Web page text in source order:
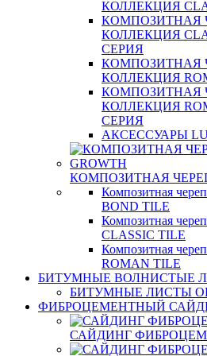
КОЛЛЕКЦИЯ
КОМПОЗИТНАЯ
КОЛЛЕКЦИЯ
СЕРИЯ
КОМПОЗИТНАЯ
КОЛЛЕКЦИЯ
КОМПОЗИТНАЯ
КОЛЛЕКЦИЯ
СЕРИЯ
АКСЕССУАРЫ
КОМПОЗИТНАЯ
Композитная
BOND TILE
Композитная
CLASSIC TILE
Композитная
ROMAN TILE
БИТУМНЫЕ ВОЛНИСТЫЕ
БИТУМНЫЕ ЛИСТЫ
ФИБРОЦЕМЕНТНЫЙ
САЙДИНГ